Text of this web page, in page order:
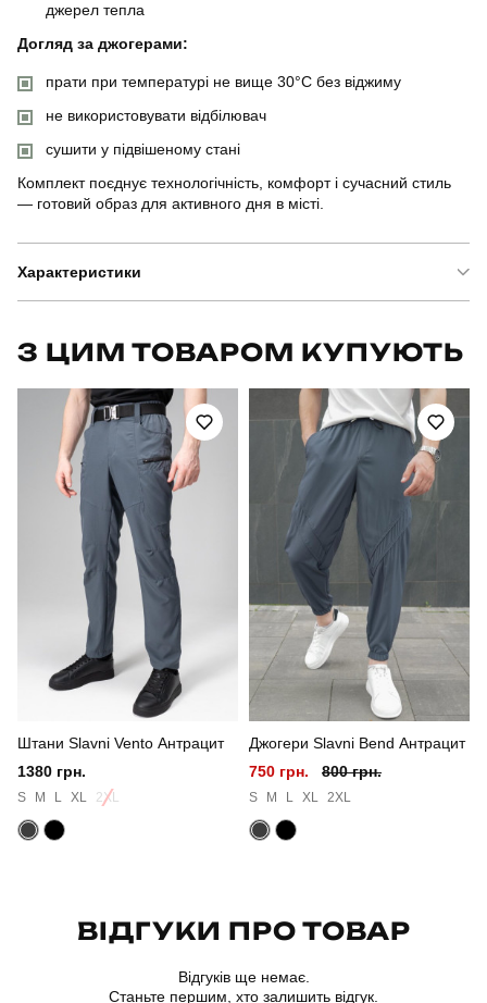
джерел тепла
Догляд за джогерами:
прати при температурі не вище 30°C без віджиму
не використовувати відбілювач
сушити у підвішеному стані
Комплект поєднує технологічність, комфорт і сучасний стиль
— готовий образ для активного дня в місті.
Характеристики
Призначення для повсякденного носіння
Стать чоловічий
повсякденний
чорний
Матеріал
Склад тканини куртка: 100% поліестер штани: 100% бавовна
Країна - виробник
З ЦИМ ТОВАРОМ КУПУЮТЬ
Штани Slavni Vento Антрацит
1380 грн.
S M L XL 2XL
Джогери Slavni Bend Антрацит
750 грн.
800 грн.
S M L XL 2XL
ВІДГУКИ ПРО ТОВАР
Відгуків ще немає.
Станьте першим, хто залишить відгук.